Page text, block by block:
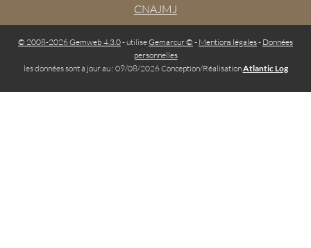
CNAJMJ
© 2008-2026 Gemweb 4.3.0- utiliseGemarcur © - Mentions légales- Données
personnelles
les données sont à jour au : 09/08/2026 Conception/RéalisationAtlantic Log